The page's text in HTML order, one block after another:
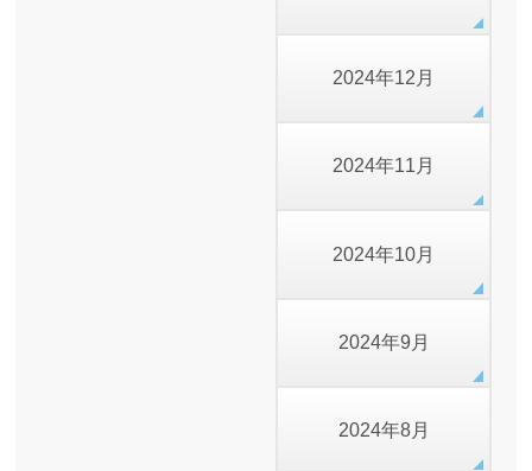
2024年12月
2024年11月
2024年10月
2024年9月
2024年8月